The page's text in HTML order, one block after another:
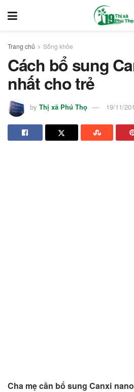
Trang chủ Sống khỏe
Cách bổ sung
nhất cho trẻ
by Thị xã Phú Thọ 19/11/
Cha mẹ cần bổ sung Canxi